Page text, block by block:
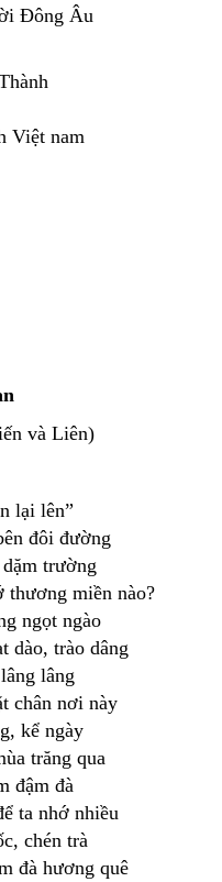
Đông Âu
Việt nam
và Liên)
lại lên”
đôi đường
trường
thương miền nào?
ngọt ngào
dào, trào dâng
lâng
chân nơi này
kể ngày
trăng qua
đậm đà
ta nhớ nhiều
chén trà
đà hương quê